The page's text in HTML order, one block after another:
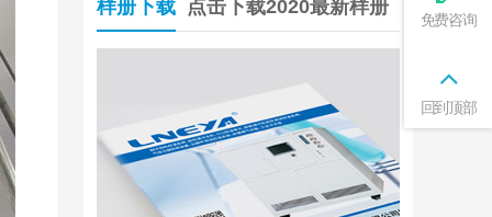
样册下载 点击下载2020最新样册
免费咨询
回到顶部